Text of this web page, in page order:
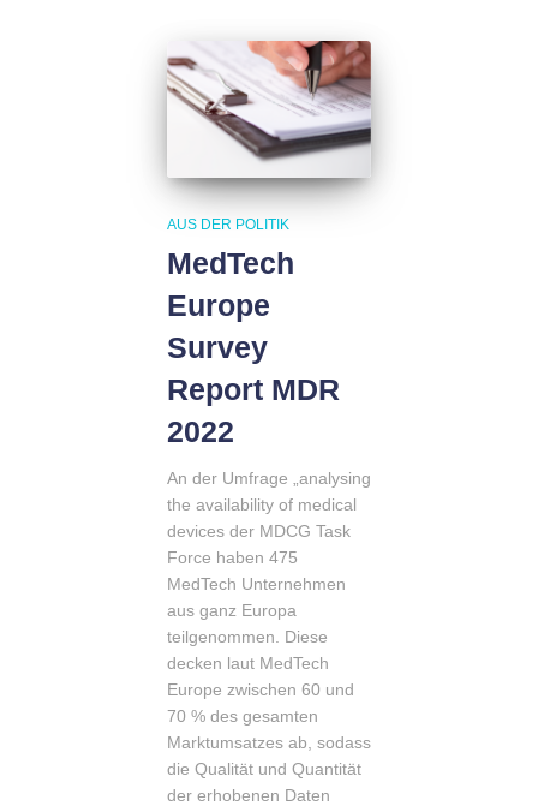
AUS DER POLITIK
MedTech
Europe
Survey
Report MDR
2022
An der Umfrage „analysing
the availability of medical
devices der MDCG Task
Force haben 475
MedTech Unternehmen
aus ganz Europa
teilgenommen. Diese
decken laut MedTech
Europe zwischen 60 und
70 % des gesamten
Marktumsatzes ab, sodass
die Qualität und Quantität
der erhobenen Daten